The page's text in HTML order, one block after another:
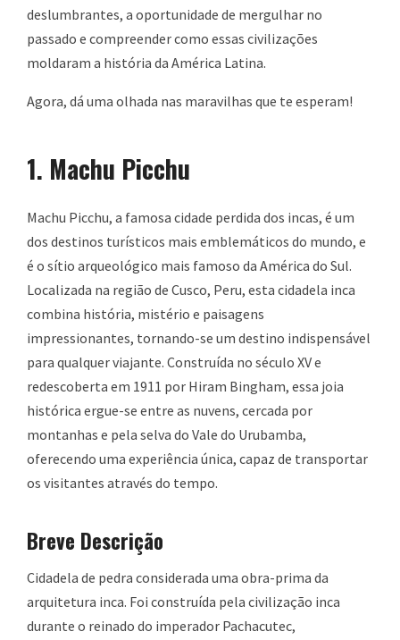
deslumbrantes, a oportunidade de mergulhar no
passado e compreender como essas civilizações
moldaram a história da América Latina.
Agora, dá uma olhada nas maravilhas que te esperam!
1. Machu Picchu
Machu Picchu, a famosa cidade perdida dos incas, é um
dos destinos turísticos mais emblemáticos do mundo, e
é o sítio arqueológico mais famoso da América do Sul.
Localizada na região de Cusco, Peru, esta cidadela inca
combina história, mistério e paisagens
impressionantes, tornando-se um destino indispensável
para qualquer viajante. Construída no século XV e
redescoberta em 1911 por Hiram Bingham, essa joia
histórica ergue-se entre as nuvens, cercada por
montanhas e pela selva do Vale do Urubamba,
oferecendo uma experiência única, capaz de transportar
os visitantes através do tempo.
Breve Descrição
Cidadela de pedra considerada uma obra-prima da
arquitetura inca. Foi construída pela civilização inca
durante o reinado do imperador Pachacutec,